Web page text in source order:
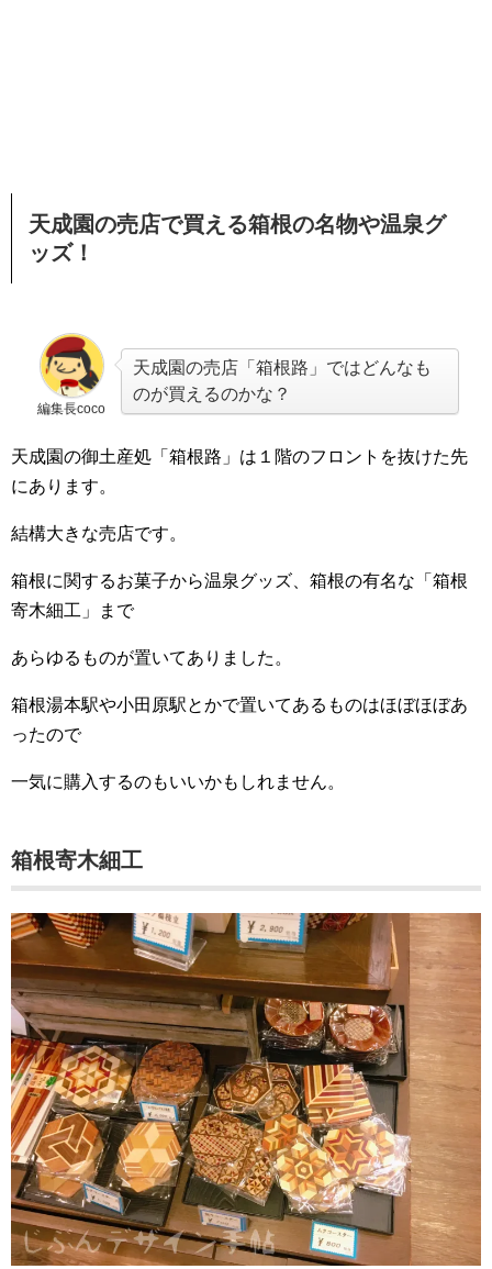
天成園の売店で買える箱根の名物や温泉グ
ッズ！
編集長coco
天成園の売店「箱根路」ではどんなも
のが買えるのかな？
天成園の御土産処「箱根路」は１階のフロントを抜けた先
にあります。
結構大きな売店です。
箱根に関するお菓子から温泉グッズ、箱根の有名な「箱根
寄木細工」まで
あらゆるものが置いてありました。
箱根湯本駅や小田原駅とかで置いてあるものはほぼほぼあ
ったので
一気に購入するのもいいかもしれません。
箱根寄木細工